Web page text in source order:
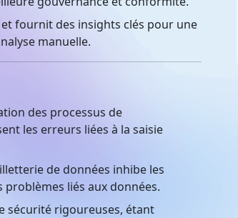
fournit des insights clés pour une
manuelle.
des processus de
les erreurs liées à la saisie
de données inhibe les
liés aux données.
sécurité rigoureuses, étant